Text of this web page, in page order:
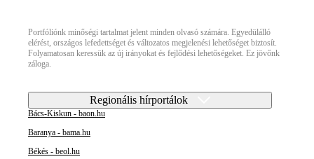
Portfóliónk minőségi tartalmat jelent minden olvasó számára. Egyedülálló
elérést, országos lefedettséget és változatos megjelenési lehetőséget biztosít.
Folyamatosan keressük az új irányokat és fejlődési lehetőségeket. Ez jövőnk
záloga.
Regionális hírportálok
Bács-Kiskun - baon.hu
Baranya - bama.hu
Békés - beol.hu